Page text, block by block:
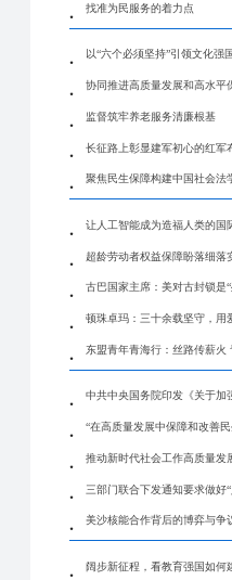
找准为民服务的着力点
以“六个必须坚持”引领文化强
协同推进高质量发展和高水平
监督筑牢养老服务清廉根基
长征路上彰显建军初心的红军
聚焦民生保障构建中国社会法
让人工智能成为造福人类的国
超龄劳动者权益保障盼落细落
古巴国家主席：美对古封锁是
顿珠卓玛：三十余载坚守，用
东盟青年青海行：丝路传薪火
中共中央国务院印发《关于加
“在高质量发展中保障和改善
推动新时代社会工作高质量发
三部门联合下发通知要求做好
美沙核能合作背后的博弈与争
阔步新征程，看教育强国如何